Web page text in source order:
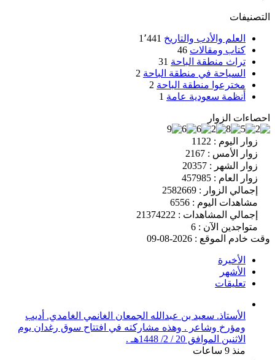
التصنيفات
العلم والأدب والتاريخ 1٬441
كتاب ومقالات 46
تراث منطقة الباحة 31
السياحة في منطقة الباحة 2
مخترعوا منطقة الباحة 2
أنظمة سعودية عامة 1
احصاءات الزوار
زوار اليوم : 1122
زوار الأمس : 2167
زوار الشهر : 20357
زوار العام : 457985
إجمالي الزوار : 2582669
مشاهدات اليوم : 6556
إجمالي المشاهدات : 21374222
متواجدين الآن : 6
وقت خادم الموقع : 2026-08-09
الأخيرة
الأشهر
تعليقات
الأستاذ. سعيد بن عبدالله الجمعان الغانمي الغامدي. أديب
ومؤرخ وشاعر . وهذه مشاركته في افتتاح سوق رغدان يوم
الاثنين الموافق 20 / 2/ 1448هـ .
منذ 9 ساعات